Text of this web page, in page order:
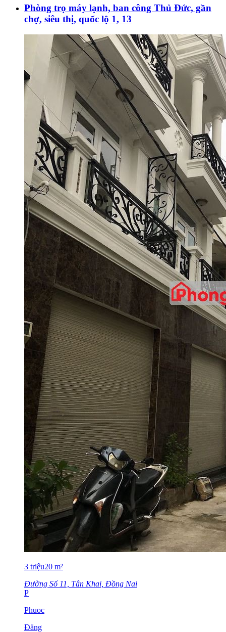
Phòng trọ máy lạnh, ban công Thủ Đức, gần
chợ, siêu thị, quốc lộ 1, 13
3 triệu20 m²
Đường Số 11, Tân Khai, Đồng Nai
P
Phuoc
Đăng